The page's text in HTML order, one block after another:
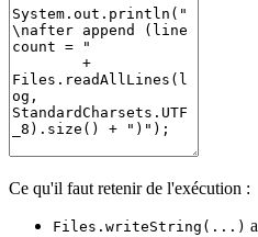
Ce qu'il faut retenir de l'exécution :
Files.writeString(...)